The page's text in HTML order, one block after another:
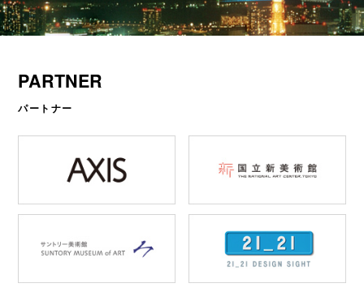
PARTNER
パートナー